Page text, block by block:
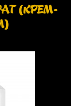
(КРЕМ-